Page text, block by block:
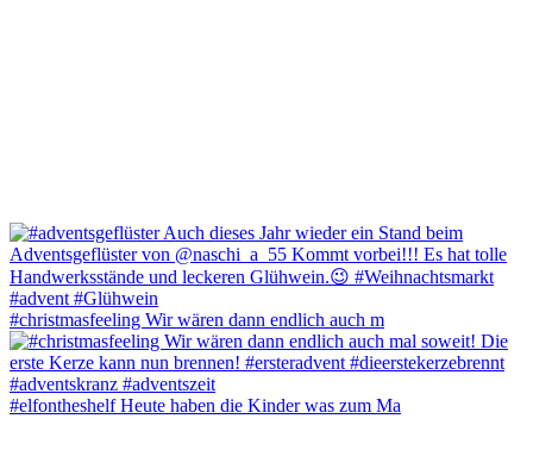
#christmasfeeling Wir wären dann endlich auch m
#elfontheshelf Heute haben die Kinder was zum Ma